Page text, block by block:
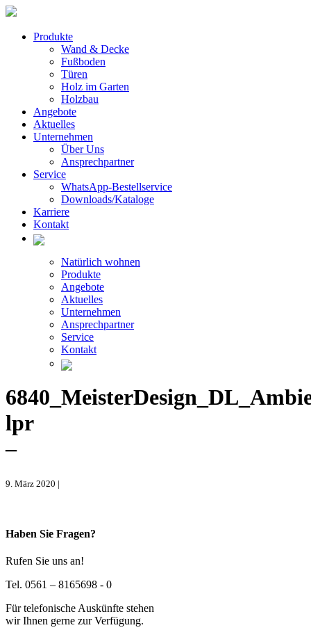
Produkte
Wand & Decke
Fußboden
Türen
Holz im Garten
Holzbau
Angebote
Aktuelles
Unternehmen
Über Uns
Ansprechpartner
Service
WhatsApp-Bestellservice
Downloads/Kataloge
Karriere
Kontakt
Natürlich wohnen
Produkte
Angebote
Aktuelles
Unternehmen
Ansprechpartner
Service
Kontakt
lpr
–
9. März 2020 |
Haben Sie Fragen?
Rufen Sie uns an!
Tel. 0561 – 8165698 - 0
Für telefonische Auskünfte stehen
wir Ihnen gerne zur Verfügung.